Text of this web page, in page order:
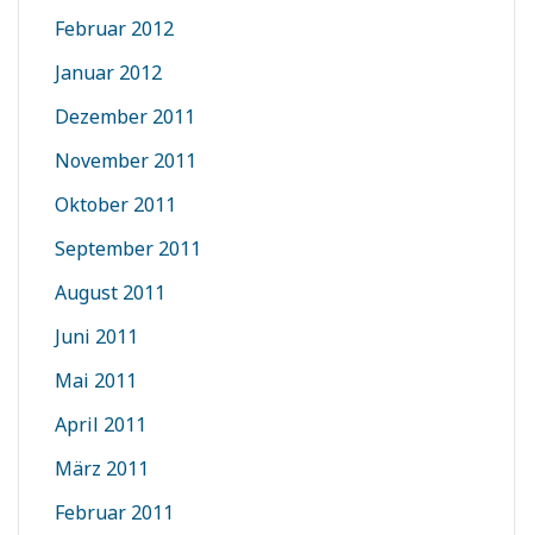
Februar 2012
Januar 2012
Dezember 2011
November 2011
Oktober 2011
September 2011
August 2011
Juni 2011
Mai 2011
April 2011
März 2011
Februar 2011